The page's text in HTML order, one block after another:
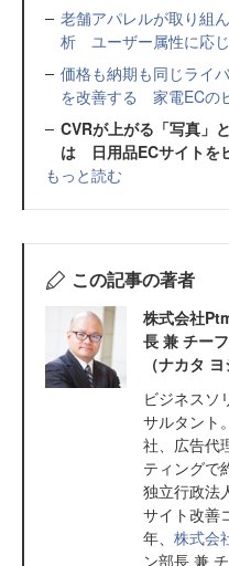
老舗アパレルが取り組
析 ユーザー属性に応
価格も納期も同じライ
を改善する 家電ECの
CVRが上がる「写真」
は 日用品ECサイトを
もっと読む
この記事の著者
株式会社
長 兼 チー
（ナカタ ヨ
ビジネスソ
サルタント
社、広告代
ティングで
独立行政法
サイト改善
年、 株式会
ン部長 兼